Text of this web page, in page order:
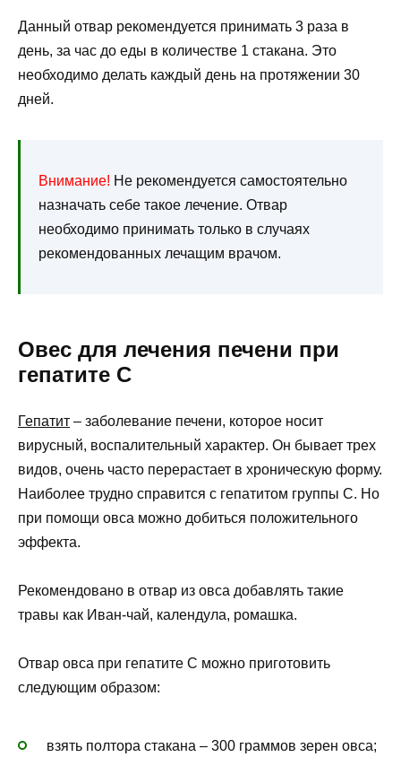
Данный отвар рекомендуется принимать 3 раза в
день, за час до еды в количестве 1 стакана. Это
необходимо делать каждый день на протяжении 30
дней.
Внимание! Не рекомендуется самостоятельно
назначать себе такое лечение. Отвар
необходимо принимать только в случаях
рекомендованных лечащим врачом.
Овес для лечения печени при
гепатите С
Гепатит – заболевание печени, которое носит
вирусный, воспалительный характер. Он бывает трех
видов, очень часто перерастает в хроническую форму.
Наиболее трудно справится с гепатитом группы С. Но
при помощи овса можно добиться положительного
эффекта.
Рекомендовано в отвар из овса добавлять такие
травы как Иван-чай, календула, ромашка.
Отвар овса при гепатите С можно приготовить
следующим образом:
взять полтора стакана – 300 граммов зерен овса;